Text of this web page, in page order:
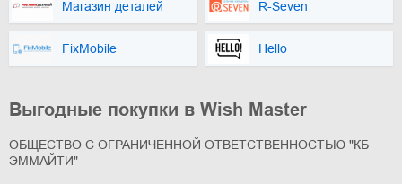
Магазин деталей R-Seven
FixMobile Hello
Выгодные покупки в Wish Master
ОБЩЕСТВО С ОГРАНИЧЕННОЙ ОТВЕТСТВЕННОСТЬЮ "КБ
ЭММАЙТИ"